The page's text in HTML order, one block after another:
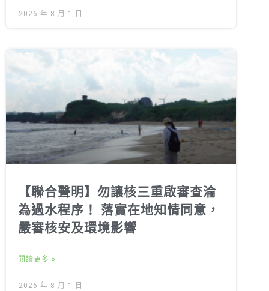
2026 年 8 月 1 日
【聯合聲明】勿讓核三重啟審查淪
為過水程序！ 落實在地知情同意，
嚴審核安及環境影響
閱讀更多 »
2026 年 8 月 1 日